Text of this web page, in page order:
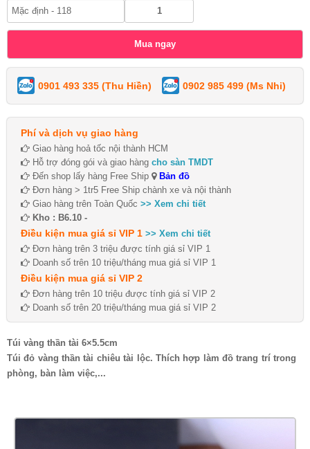
0901 493 335 (Thu Hiền) 0902 985 499 (Ms Nhi)
Phí và dịch vụ giao hàng
Giao hàng hoả tốc nội thành HCM
Hỗ trợ đóng gói và giao hàng cho sàn TMDT
Đến shop lấy hàng Free Ship
Bản đồ
Đơn hàng > 1tr5 Free Ship chành xe và nội thành
Giao hàng trên Toàn Quốc >> Xem chi tiết
Kho : B6.10 -
Điều kiện mua giá sỉ VIP 1 >> Xem chi tiết
Đơn hàng trên 3 triệu được tính giá sỉ VIP 1
Doanh số trên 10 triệu/tháng mua giá sỉ VIP 1
Điều kiện mua giá sỉ VIP 2
Đơn hàng trên 10 triệu được tính giá sỉ VIP 2
Doanh số trên 20 triệu/tháng mua giá sỉ VIP 2
Túi vàng thần tài 6×5.5cm
Túi đỏ vàng thần tài chiêu tài lộc. Thích hợp làm đồ trang trí trong
phòng, bàn làm việc,...